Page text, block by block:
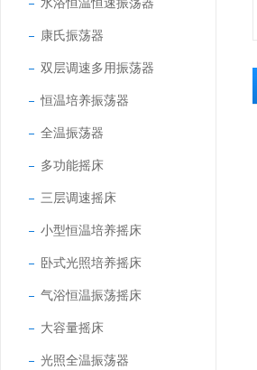
康氏振荡器
双层调速多用振荡器
恒温培养振荡器
全温振荡器
多功能摇床
三层调速摇床
小型恒温培养摇床
卧式光照培养摇床
气浴恒温振荡摇床
大容量摇床
光照全温振荡器